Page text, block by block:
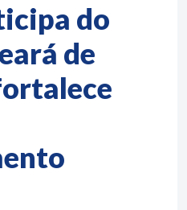
do
de